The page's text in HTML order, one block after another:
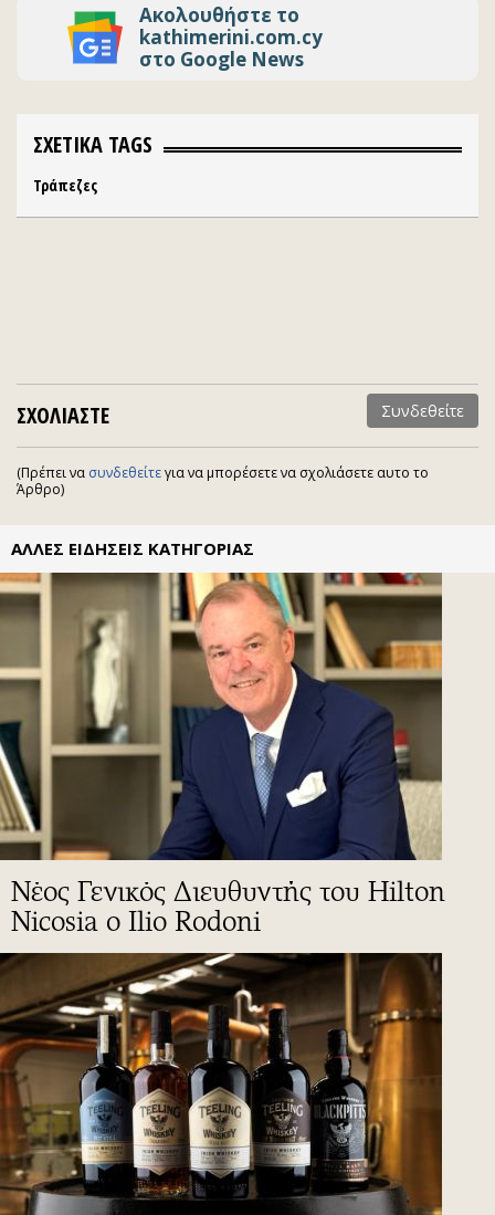
Ακολουθήστε το
kathimerini.com.cy
στο Google News
ΣΧΕΤΙΚΑ TAGS
Τράπεζες
ΣΧΟΛΙΑΣΤΕ Συνδεθείτε
(Πρέπει να συνδεθείτεγια να μπορέσετε να σχολιάσετε αυτο το
Άρθρο)
ΑΛΛΕΣ ΕΙΔΗΣΕΙΣ ΚΑΤΗΓΟΡΙΑΣ
Νέος Γενικός Διευθυντής του Hilton
Nicosia ο Ilio Rodoni